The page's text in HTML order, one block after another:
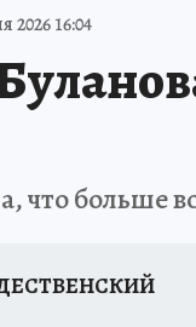
СТРОЙКА
2026 16:04
что больше